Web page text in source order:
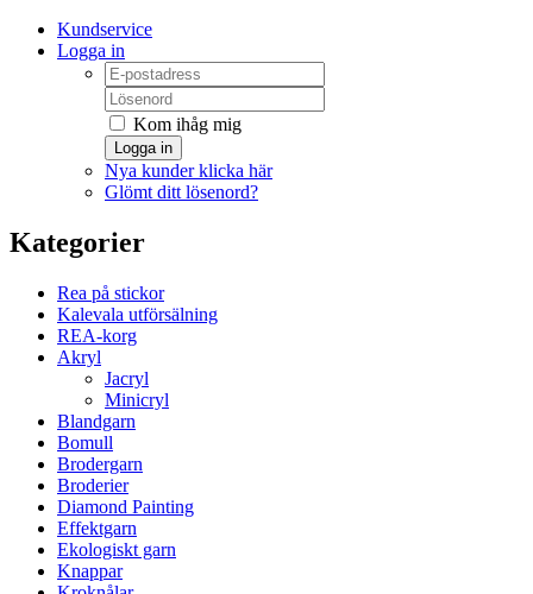
Kundservice
Logga in
Kom ihåg mig
Logga in
Nya kunder klicka här
Glömt ditt lösenord?
Kategorier
Rea på stickor
Kalevala utförsälning
REA-korg
Akryl
Jacryl
Minicryl
Blandgarn
Bomull
Brodergarn
Broderier
Diamond Painting
Effektgarn
Ekologiskt garn
Knappar